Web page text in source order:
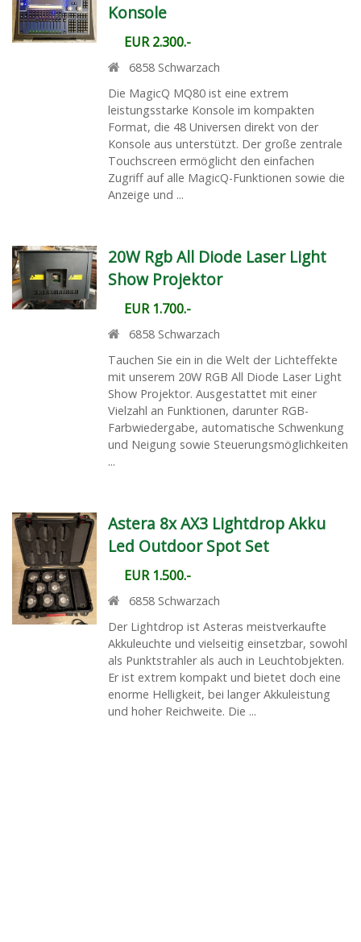
Konsole
EUR 2.300.-
6858 Schwarzach
Die MagicQ MQ80 ist eine extrem
leistungsstarke Konsole im kompakten
Format, die 48 Universen direkt von der
Konsole aus unterstützt. Der große zentrale
Touchscreen ermöglicht den einfachen
Zugriff auf alle MagicQ-Funktionen sowie die
Anzeige und ...
20W Rgb All Diode Laser Light
Show Projektor
EUR 1.700.-
6858 Schwarzach
Tauchen Sie ein in die Welt der Lichteffekte
mit unserem 20W RGB All Diode Laser Light
Show Projektor. Ausgestattet mit einer
Vielzahl an Funktionen, darunter RGB-
Farbwiedergabe, automatische Schwenkung
und Neigung sowie Steuerungsmöglichkeiten
...
Astera 8x AX3 Lightdrop Akku
Led Outdoor Spot Set
EUR 1.500.-
6858 Schwarzach
Der Lightdrop ist Asteras meistverkaufte
Akkuleuchte und vielseitig einsetzbar, sowohl
als Punktstrahler als auch in Leuchtobjekten.
Er ist extrem kompakt und bietet doch eine
enorme Helligkeit, bei langer Akkuleistung
und hoher Reichweite. Die ...